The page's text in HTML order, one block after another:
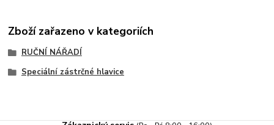
Zboží zařazeno v kategoriích
RUČNÍ NÁŘADÍ
Speciální zástrčné hlavice